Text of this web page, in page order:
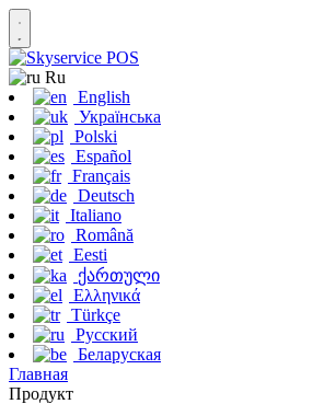
Ru
English
Українська
Polski
Español
Français
Deutsch
Italiano
Română
Eesti
ქართული
Ελληνικά
Türkçe
Русский
Беларуская
Главная
Продукт